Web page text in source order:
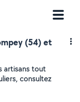
(54) et
artisans tout
consultez